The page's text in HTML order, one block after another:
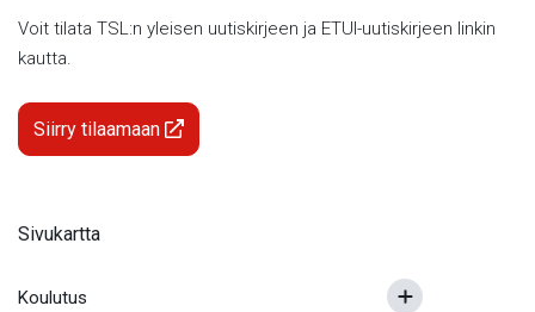
Voit tilata TSL:n yleisen uutiskirjeen ja ETUI-uutiskirjeen linkin
kautta.
Siirry tilaamaan
Sivukartta
Koulutus